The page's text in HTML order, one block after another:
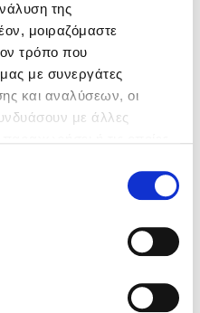
της
μοιραζόμαστε
τρόπο που
μας με συνεργάτες
και αναλύσεων, οι
με άλλες
να χρησιμοποιείτε
στη χρήση των cookies
τους